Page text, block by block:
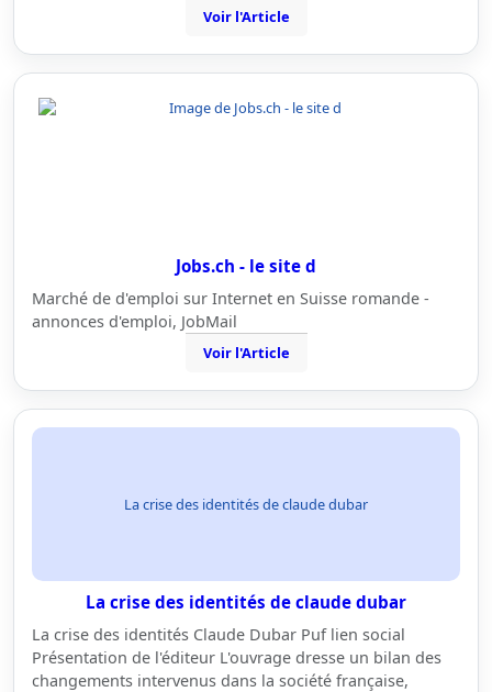
Voir l'Article
Jobs.ch - le site d
Marché de d'emploi sur Internet en Suisse romande -
annonces d'emploi, JobMail
Voir l'Article
La crise des identités de claude dubar
La crise des identités de claude dubar
La crise des identités Claude Dubar Puf lien social
Présentation de l'éditeur L'ouvrage dresse un bilan des
changements intervenus dans la société française,